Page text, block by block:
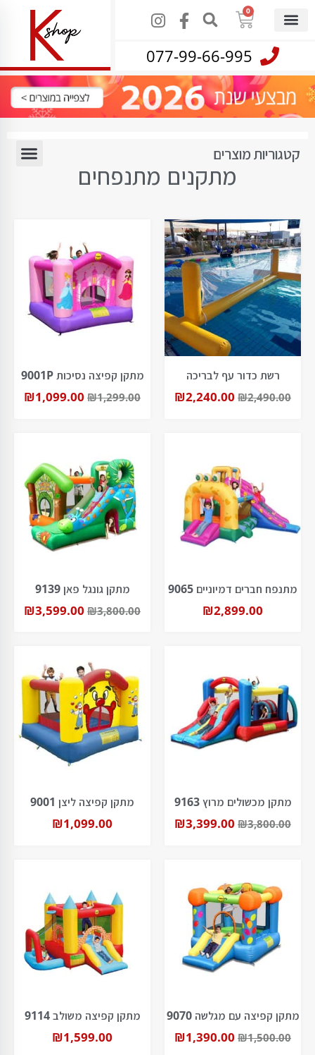
0
077-99-66-995
קטגוריות מוצרים
מתקנים מתנפחים
רשת כדור עף לבריכה
₪2,490.00
₪2,240.00
מתקן קפיצה נסיכות 9001P
₪1,299.00
₪1,099.00
מתנפח חברים דמיוניים 9065
₪2,899.00
מתקן גונגל פאן 9139
₪3,800.00
₪3,599.00
מתקן מכשולים מרוץ 9163
₪3,800.00
₪3,399.00
מתקן קפיצה ליצן 9001
₪1,099.00
מתקן קפיצה עם מגלשה 9070
₪1,500.00
₪1,390.00
מתקן קפיצה משולב 9114
₪1,599.00